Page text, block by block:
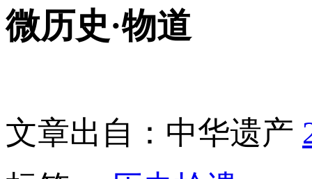
微历史·物道
文章出自：中华遗产